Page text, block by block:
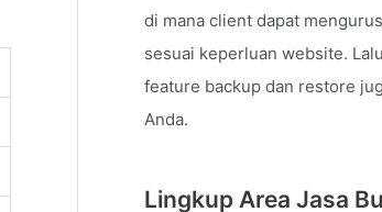
di mana client dapat
sesuai keperluan website.
feature backup dan restore
Anda.
Lingkup Area Jasa